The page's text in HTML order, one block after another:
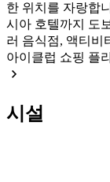
한 위치를 자랑합
시아 호텔까지 도
러 음식점, 액티비
아이클럽 쇼핑 플
시설